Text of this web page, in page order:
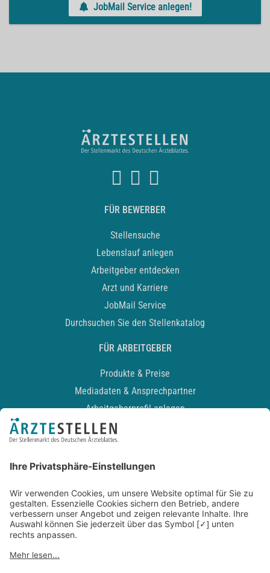
JobMail Service anlegen!
FÜR BEWERBER
Stellensuche
Lebenslauf anlegen
Arbeitgeber entdecken
Arzt und Karriere
JobMail Service
Durchsuchen Sie den Stellenkatalog
FÜR ARBEITGEBER
Produkte & Preise
Mediadaten & Ansprechpartner
Arbeitgeberprofil anlegen
Recruiting-Podcast
Kontakt
Datenschutz
Newsletter